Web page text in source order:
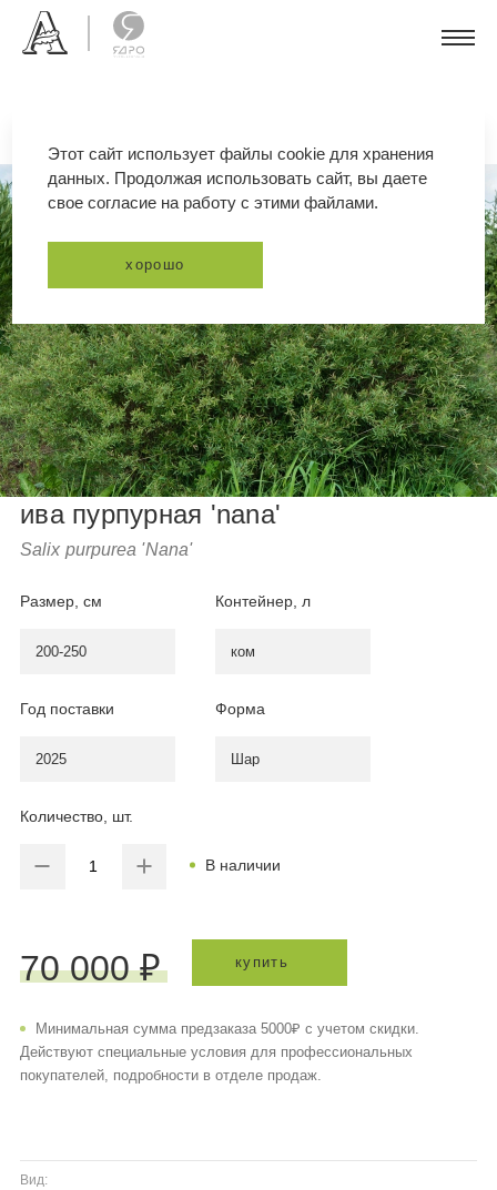
ива пурпурная 'nana'
Salix purpurea 'Nana'
Размер, см
200-250
Контейнер, л
ком
Год поставки
2025
Форма
Шар
Количество, шт.
В наличии
70 000 ₽ купить
Минимальная сумма предзаказа 5000₽ с учетом скидки.
Действуют специальные условия для профессиональных
покупателей, подробности в отделе продаж.
Вид:
Этот сайт использует файлы cookie для хранения
данных. Продолжая использовать сайт, вы даете
свое согласие на работу с этими файлами.
хорошо